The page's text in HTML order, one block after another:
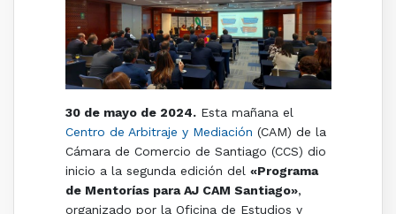
30de mayo de 2024.Esta mañana el
Centro de Arbitraje y Mediación (CAM) de la
Cámara de Comercio de Santiago (CCS) dio
inicio a la segunda edición del «Programa
de Mentorías para AJ CAM Santiago»,
organizado por la Oficina de Estudios y